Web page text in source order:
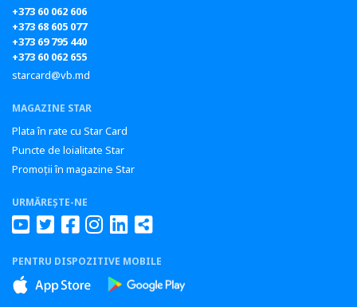
+373 60 062 606
+373 68 605 077
+373 69 795 440
+373 60 062 655
starcard@vb.md
MAGAZINE STAR
Plata în rate cu Star Card
Puncte de loialitate Star
Promoții în magazine Star
URMĂREȘTE-NE
PENTRU DISPOZITIVE MOBILE